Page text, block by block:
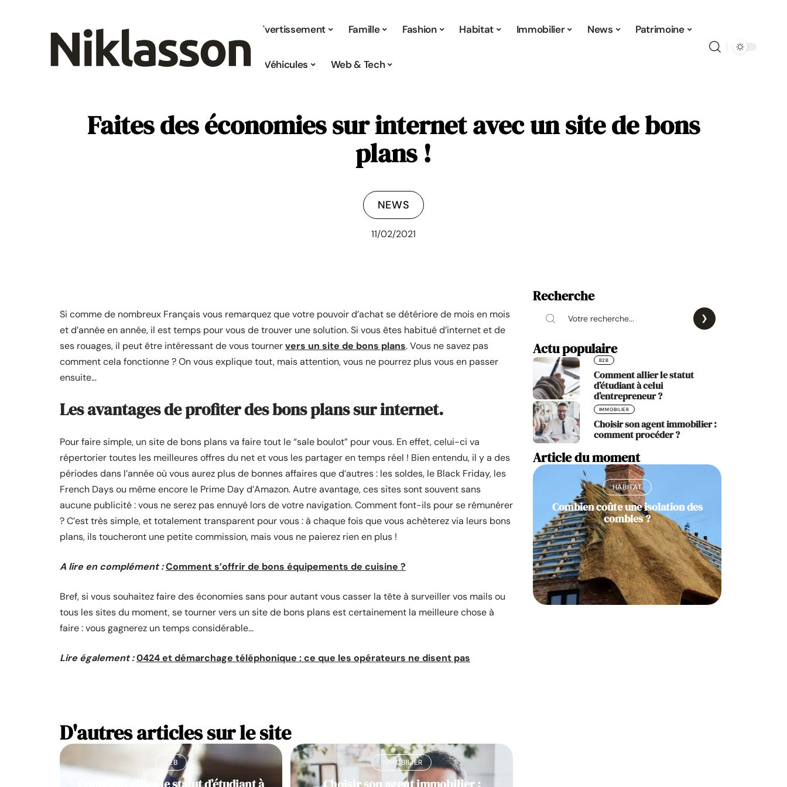
Divertissement Famille Fashion Habitat Immobilier News Patrimoine
Santé Véhicules Web & Tech
Faites des économies sur internet avec un site de bons
plans !
NEWS
11/02/2021
Si comme de nombreux Français vous remarquez que votre pouvoir d’achat se détériore de mois en mois
et d’année en année, il est temps pour vous de trouver une solution. Si vous êtes habitué d’internet et de
ses rouages, il peut être intéressant de vous tournervers un site de bons plans. Vous ne savez pas
comment cela fonctionne ? On vous explique tout, mais attention, vous ne pourrez plus vous en passer
ensuite…
Les avantages de profiter des bons plans sur internet.
Pour faire simple, un site de bons plans va faire tout le “sale boulot” pour vous. En effet, celui-ci va
répertorier toutes les meilleures offres du net et vous les partager en temps réel ! Bien entendu, il y a des
périodes dans l’année où vous aurez plus de bonnes affaires que d’autres : les soldes, le Black Friday, les
French Days ou même encore le Prime Day d’Amazon. Autre avantage, ces sites sont souvent sans
aucune publicité : vous ne serez pas ennuyé lors de votre navigation. Comment font-ils pour se rémunérer
? C’est très simple, et totalement transparent pour vous : à chaque fois que vous achèterez via leurs bons
plans, ils toucheront une petite commission, mais vous ne paierez rien en plus !
A lire en complément :Comment s’offrir de bons équipements de cuisine ?
Bref, si vous souhaitez faire des économies sans pour autant vous casser la tête à surveiller vos mails ou
tous les sites du moment, se tourner vers un site de bons plans est certainement la meilleure chose à
faire : vous gagnerez un temps considérable…
Lire également :0424 et démarchage téléphonique : ce que les opérateurs ne disent pas
D'autres articles sur le site
B2B IMMOBILIER
Recherche
Actu populaire
B2B
Comment allier le statut
d’étudiant à celui
d’entrepreneur ?
IMMOBILIER
Choisir son agent immobilier :
comment procéder ?
Article du moment
HABITAT
Combien coûte une isolation des
combles ?